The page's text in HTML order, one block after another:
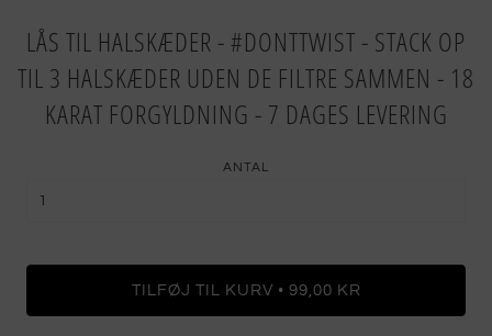
LÅS TIL HALSKÆDER - #DONTTWIST - STACK OP
TIL 3 HALSKÆDER UDEN DE FILTRE SAMMEN - 18
KARAT FORGYLDNING - 7 DAGES LEVERING
ANTAL
TILFØJ TIL KURV • 99,00 KR